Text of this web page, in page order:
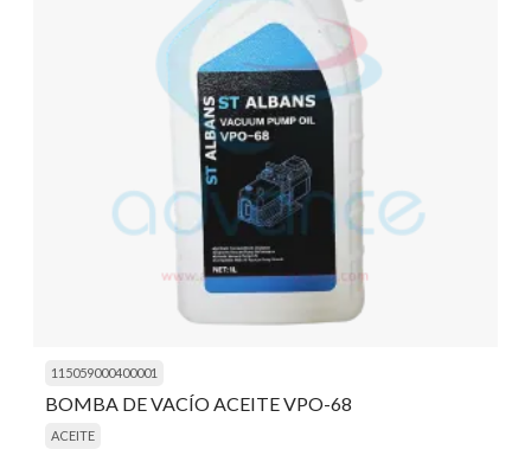
115059000400001
BOMBA DE VACÍO ACEITE VPO-68
ACEITE